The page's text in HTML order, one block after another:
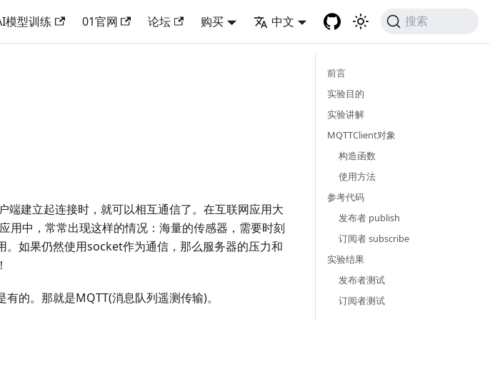
模型训练 01官网 论坛 购买 中文 搜索
建立起连接时，就可以相互通信了。在互联网应用大
用中，常常出现这样的情况：海量的传感器，需要时刻
如果仍然使用socket作为通信，那么服务器的压力和
的。那就是MQTT(消息队列遥测传输)。
前言
实验目的
实验讲解
MQTTClient对象
构造函数
使用方法
参考代码
发布者 publish
订阅者 subscribe
实验结果
发布者测试
订阅者测试